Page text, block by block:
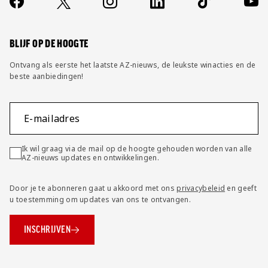
FAQ
BLIJF OP DE HOOGTE
Ontvang als eerste het laatste AZ-nieuws, de leukste winacties en de
beste aanbiedingen!
E-mailadres
Ik wil graag via de mail op de hoogte gehouden worden van alle
AZ-nieuws updates en ontwikkelingen.
Door je te abonneren gaat u akkoord met onsprivacybeleid en geeft
u toestemming om updates van ons te ontvangen.
INSCHRIJVEN